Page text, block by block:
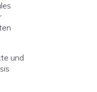
und